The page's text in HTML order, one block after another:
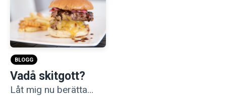
BLOGG
Vadå skitgott?
Låt mig nu berätta…